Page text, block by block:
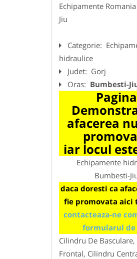
Echipamente
Jiu
Categorie:
hidraulice
Judet: Gorj
Oras: Bumbesti-
Pagina
afacerea
iar locul
Echipamente
Bumbesti-
daca doresti ca
fie promovata aici
contacteaza-ne
formularul de
Cilindru De
Frontal, Cilindru